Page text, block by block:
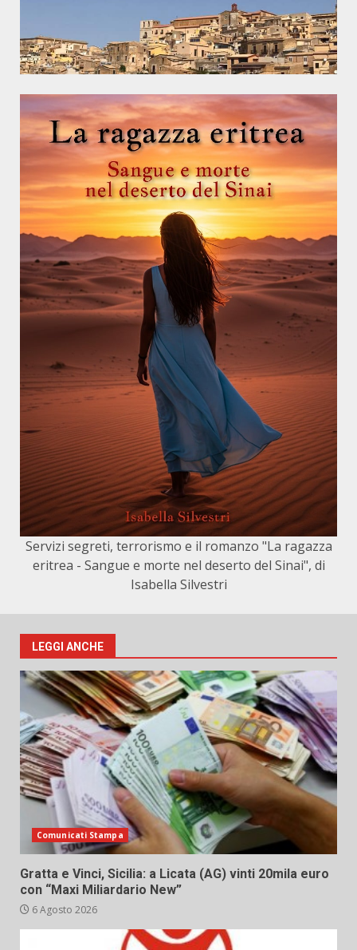
Servizi segreti, terrorismo e il romanzo "La ragazza
eritrea - Sangue e morte nel deserto del Sinai", di
Isabella Silvestri
LEGGI ANCHE
Comunicati Stampa
Gratta e Vinci, Sicilia: a Licata (AG) vinti 20mila euro
con “Maxi Miliardario New”
6 Agosto 2026